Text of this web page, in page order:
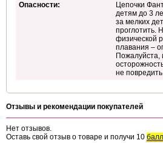
Опасности:
Цепочки
детям до 3
за мелких
проглотить.
физической
плавания –
Пожалуйста,
не повредить
Отзывы и рекомендации покупателей
Нет отзывов.
Оставь свой отзыв о товаре и получи 10